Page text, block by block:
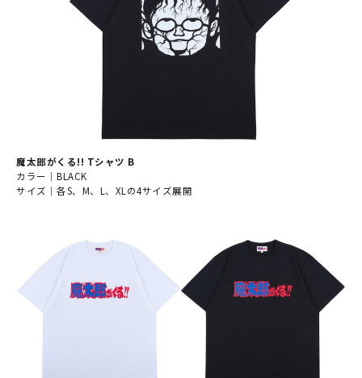
魔太郎がくる!! Tシャツ B
カラー｜BLACK
サイズ｜各S、M、L、XLの4サイズ展開